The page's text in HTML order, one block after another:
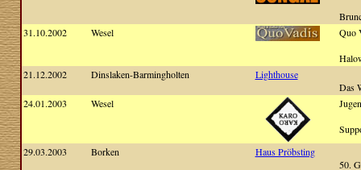
31.10.2002
Wesel
Quo
21.12.2002
Dinslaken-Barmingholten
Lighthouse
Das
24.01.2003
Wesel
29.03.2003
Borken
Haus Pröbsting
50.